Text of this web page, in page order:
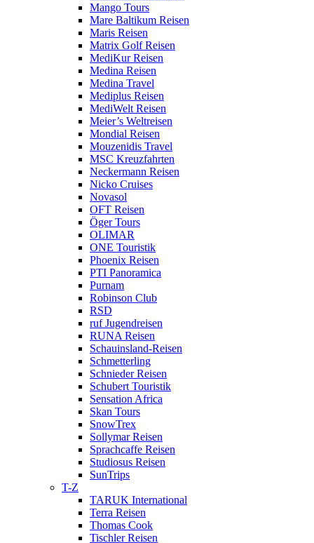
Mango Tours
Mare Baltikum Reisen
Maris Reisen
Matrix Golf Reisen
MediKur Reisen
Medina Reisen
Medina Travel
Mediplus Reisen
MediWelt Reisen
Meier’s Weltreisen
Mondial Reisen
Mouzenidis Travel
MSC Kreuzfahrten
Neckermann Reisen
Nicko Cruises
Novasol
OFT Reisen
Öger Tours
OLIMAR
ONE Touristik
Phoenix Reisen
PTI Panoramica
Purnam
Robinson Club
RSD
ruf Jugendreisen
RUNA Reisen
Schauinsland-Reisen
Schmetterling
Schnieder Reisen
Schubert Touristik
Sensation Africa
Skan Tours
SnowTrex
Sollymar Reisen
Sprachcaffe Reisen
Studiosus Reisen
SunTrips
T-Z
TARUK International
Terra Reisen
Thomas Cook
Tischler Reisen